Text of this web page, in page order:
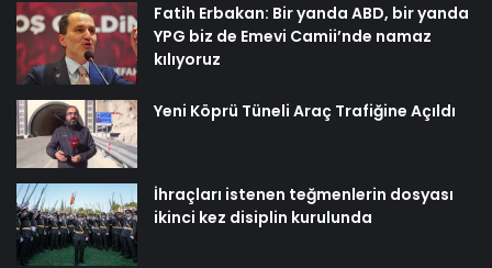
Fatih Erbakan: Bir yanda ABD, bir yanda
YPG biz de Emevi Camii’nde namaz
kılıyoruz
Yeni Köprü Tüneli Araç Trafiğine Açıldı
İhraçları istenen teğmenlerin dosyası
ikinci kez disiplin kurulunda